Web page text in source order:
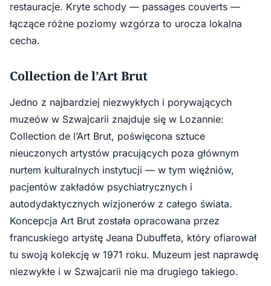
restauracje. Kryte schody — passages couverts —
łączące różne poziomy wzgórza to urocza lokalna
cecha.
Collection de l’Art Brut
Jedno z najbardziej niezwykłych i porywających
muzeów w Szwajcarii znajduje się w Lozannie:
Collection de l’Art Brut, poświęcona sztuce
nieuczonych artystów pracujących poza głównym
nurtem kulturalnych instytucji — w tym więźniów,
pacjentów zakładów psychiatrycznych i
autodydaktycznych wizjonerów z całego świata.
Koncepcja Art Brut została opracowana przez
francuskiego artystę Jeana Dubuffeta, który ofiarował
tu swoją kolekcję w 1971 roku. Muzeum jest naprawdę
niezwykłe i w Szwajcarii nie ma drugiego takiego.